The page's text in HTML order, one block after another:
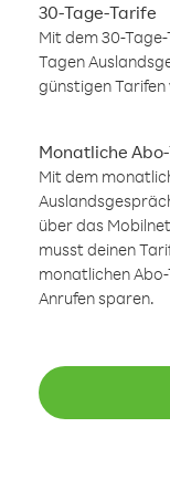
30-Tage-Tarife
Mit dem 30-
Tagen
günstigen
Monatliche
Mit dem
über das
musst deinen
monatlichen
Anrufen sparen.